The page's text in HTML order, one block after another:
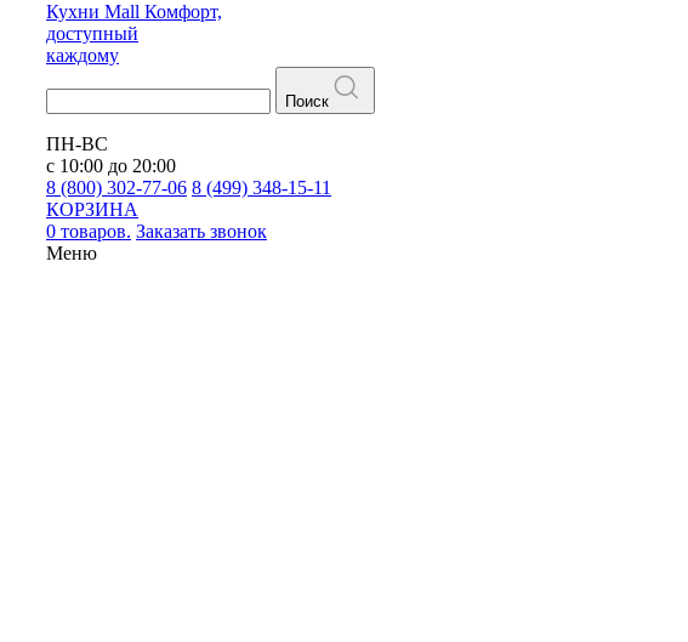
Кухни Mall Комфорт,
доступный
каждому
Поиск
ПН-ВС
с 10:00 до 20:00
8 (800) 302-77-06 8 (499) 348-15-11
КОРЗИНА
0 товаров. Заказать звонок
Меню